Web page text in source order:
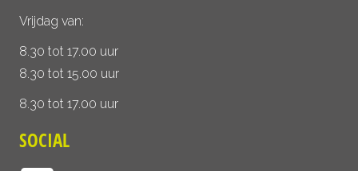
Vrijdag van:
8.30 tot 17.00 uur
8.30 tot 15.00 uur
8.30 tot 17.00 uur
SOCIAL